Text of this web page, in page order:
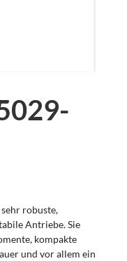
robuste,
Antriebe. Sie
kompakte
und vor allem ein